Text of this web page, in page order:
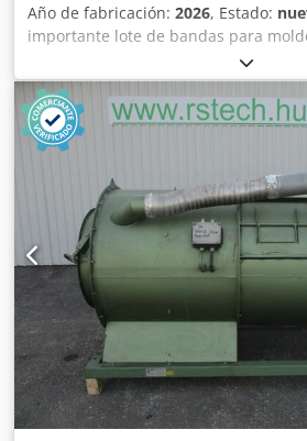
Año de fabricación: 2026, Estado:
importante lote de bandas para
Marcas disponibles: - MAJOR -
TENOR/TREGOR - BERTRAND
EUROMAP - JAC - PANIRECORD F73 -
SINMAG - PAVAILLER - STAFF Precios
mayor. Se venden en kits completos
que incluyen: - Banda delantera
Banda trasera - Banda inferior de
recepción